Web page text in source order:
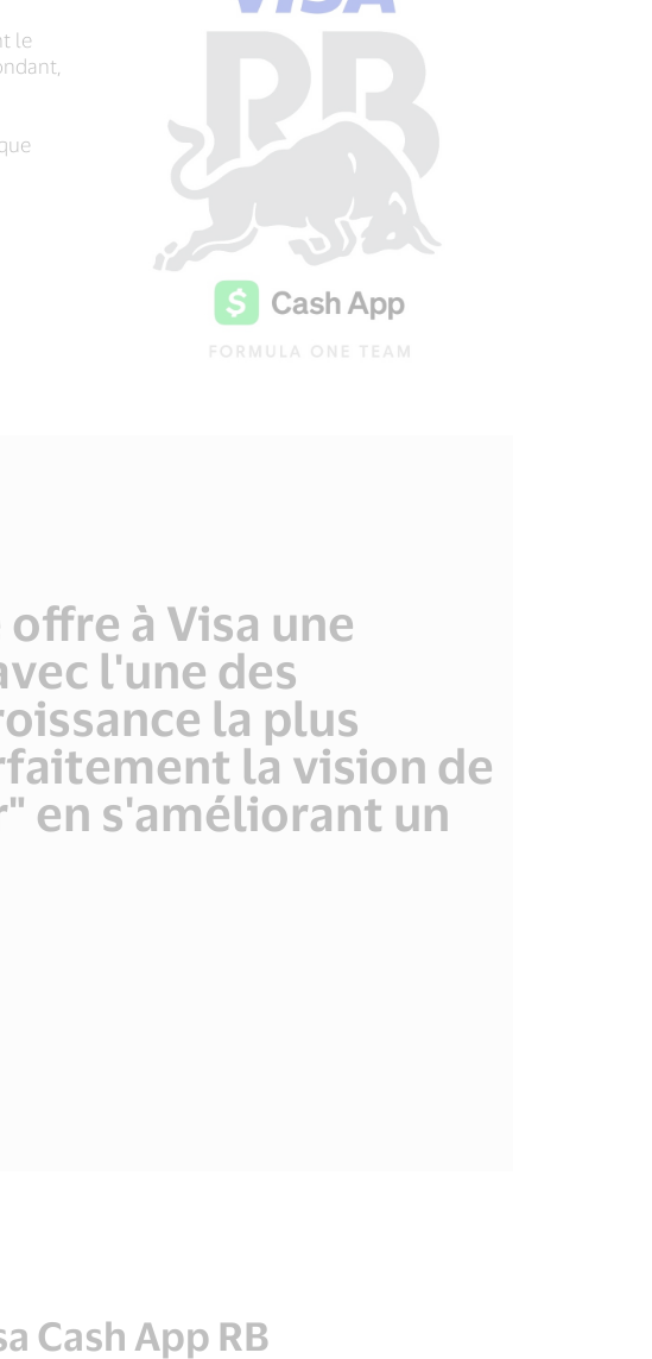
le
à Visa une
l'une des
la plus
la vision de
en s'améliorant un
Cash App RB